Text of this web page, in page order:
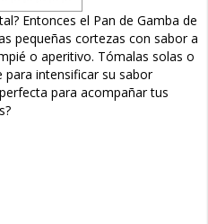
Entonces el Pan de Gamba de
pequeñas cortezas con sabor a
o aperitivo. Tómalas solas o
para intensificar su sabor
para acompañar tus